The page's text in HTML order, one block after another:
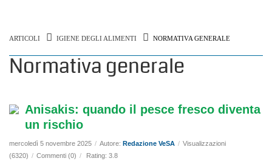
ARTICOLI IGIENE DEGLI ALIMENTI NORMATIVA GENERALE
Normativa generale
Anisakis: quando il pesce fresco diventa
un rischio
mercoledì 5 novembre 2025 / Autore: Redazione VeSA / Visualizzazioni
(6320) / Commenti (0) / Rating: 3.8